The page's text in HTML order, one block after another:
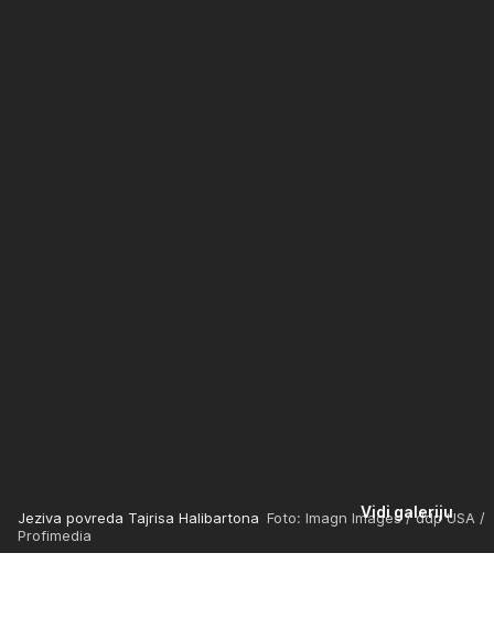
Vidi galeriju
Jeziva povreda Tajrisa Halibartona Foto: Imagn Images / ddp USA /
Profimedia